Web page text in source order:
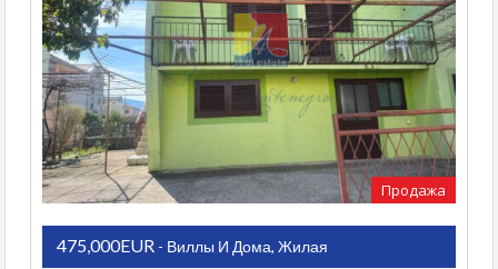
Продажа
475,000EUR - Виллы И Дома, Жилая